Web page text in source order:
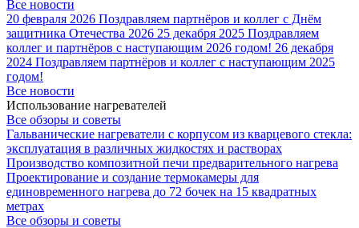
Все новости
20 февраля 2026 Поздравляем партнёров и коллег с Днём
защитника Отечества 2026 25 декабря 2025 Поздравляем
коллег и партнёров с наступающим 2026 годом! 26 декабря
2024 Поздравляем партнёров и коллег с наступающим 2025
годом!
Все новости
Использование нагревателей
Все обзоры и советы
Гальванические нагреватели с корпусом из кварцевого стекла:
эксплуатация в различных жидкостях и растворах
Производство композитной печи предварительного нагрева
Проектирование и создание термокамеры для
единовременного нагрева до 72 бочек на 15 квадратных
метрах
Все обзоры и советы